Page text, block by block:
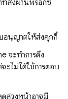
ที่ส่งผ่านพร็อกซี
บอนุญาตให้ส่งคุกกี้
จะทำการดึง
ะไม่ได้ใช้การตอบ
ล่วงหน้าอาจมี